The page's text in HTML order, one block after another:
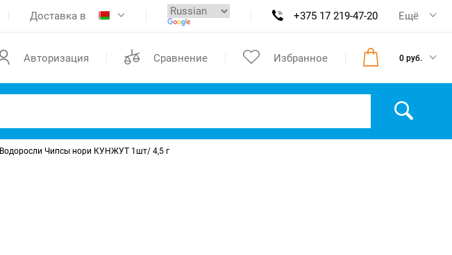
Доставка в +375 17 219-47-20 Ещё
Авторизация Сравнение Избранное 0 руб.
Водоросли Чипсы нори КУНЖУТ 1шт/ 4,5 г